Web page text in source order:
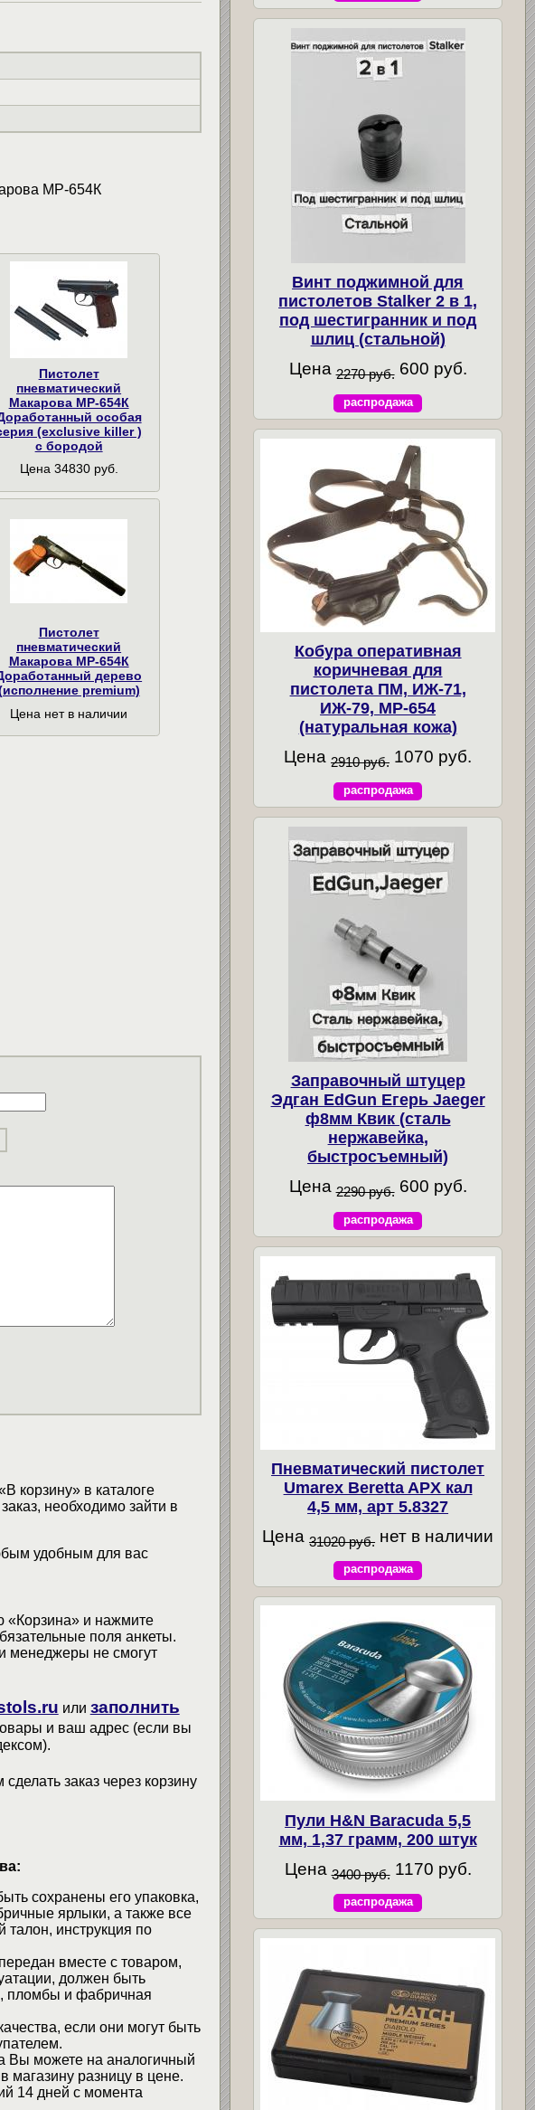
МР-654К
Пистолет
пневматический
Макарова МР-654К
особая
(exclusive killer )
с бородой
Цена 34830 руб.
Пистолет
пневматический
Макарова МР-654К
дерево
premium)
Цена нет в наличии
корзину» в каталоге
необходимо зайти в
удобным для вас
«Корзина» и нажмите
поля анкеты.
менеджеры не смогут
или заполнить
и ваш адрес (если вы
заказ через корзину
сохранены его упаковка,
ярлыки, а также все
талон, инструкция по
вместе с товаром,
должен быть
пломбы и фабричная
если они могут быть
Вы можете на аналогичный
магазину разницу в цене.
14 дней с момента
Винт поджимной для
пистолетов Stalker 2 в 1,
под шестигранник и под
шлиц (стальной)
Цена 2270 руб. 600 руб.
распродажа
Кобура оперативная
коричневая для
пистолета ПМ, ИЖ-71,
ИЖ-79, МР-654
(натуральная кожа)
Цена 2910 руб. 1070 руб.
распродажа
Заправочный штуцер
Эдган EdGun Егерь Jaeger
ф8мм Квик (сталь
нержавейка,
быстросъемный)
Цена 2290 руб. 600 руб.
распродажа
Пневматический пистолет
Umarex Beretta APX кал
4,5 мм, арт 5.8327
Цена31020 руб. нет в наличии
распродажа
Пули H&N Baracuda 5,5
мм, 1,37 грамм, 200 штук
Цена 3400 руб. 1170 руб.
распродажа